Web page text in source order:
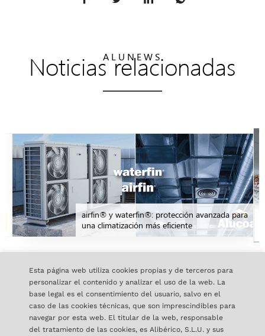
Esta página web utiliza cookies propias y de terceros para
personalizar el contenido y analizar el uso de la web. La
base legal es el consentimiento del usuario, salvo en el
caso de las cookies técnicas, que son imprescindibles para
navegar por esta web. El titular de la web, responsable
del tratamiento de las cookies, es Alibérico, S.L.U. y sus
ALUNEWS
Noticias relacionadas
airfin® y waterfin®: protección avanzada para
una climatización más eficiente
TODAS LAS NOTICIAS